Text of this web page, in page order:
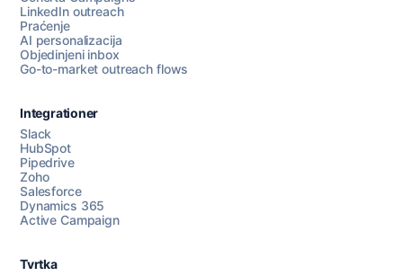
Razgovarajte s nama
LinkedIn outreach
Praćenje
AI personalizacija
Objedinjeni inbox
Go-to-market outreach flows
Integrationer
Slack
HubSpot
Pipedrive
Zoho
Salesforce
Dynamics 365
Active Campaign
Tvrtka